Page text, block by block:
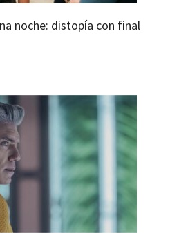
noche: distopía con final